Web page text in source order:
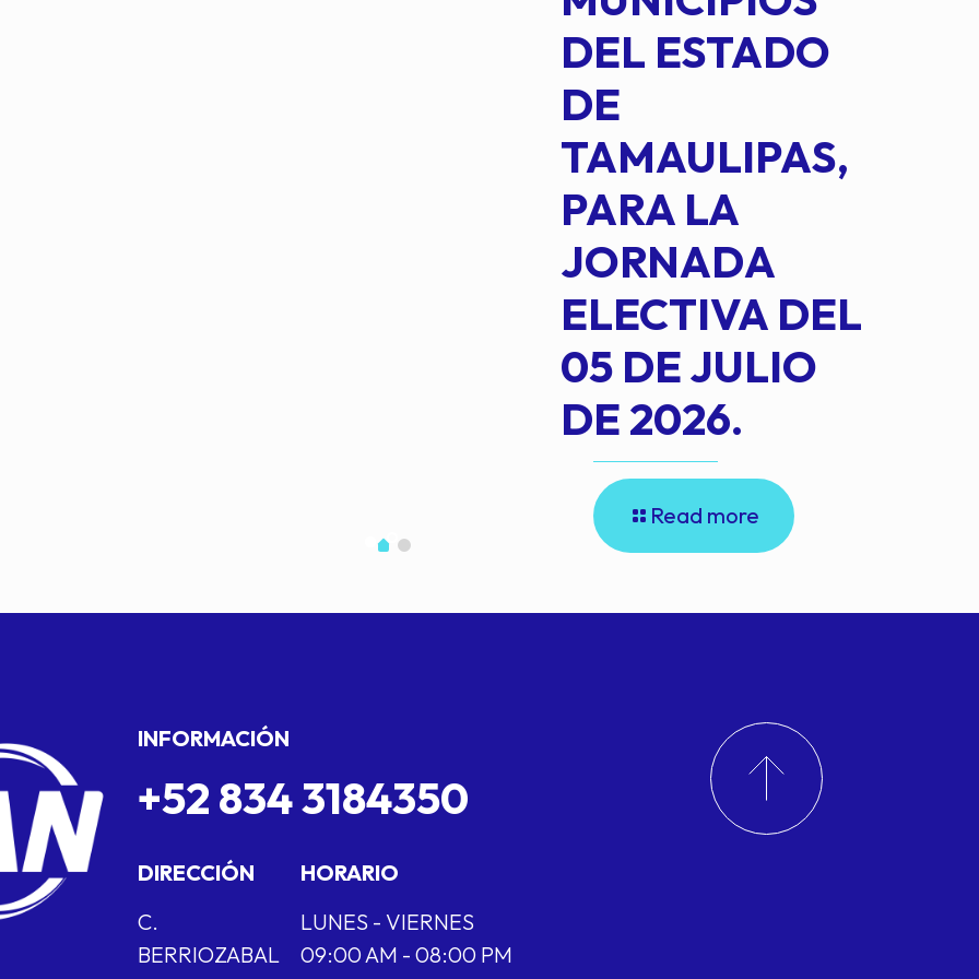
DEL ESTADO
DE
TAMAULIPAS,
PARA LA
JORNADA
ELECTIVA DEL
05 DE JULIO
DE 2026.
Read more
INFORMACIÓN
+52 834 3184350
DIRECCIÓN
C.
BERRIOZABAL
HORARIO
LUNES - VIERNES
09:00 AM - 08:00 PM